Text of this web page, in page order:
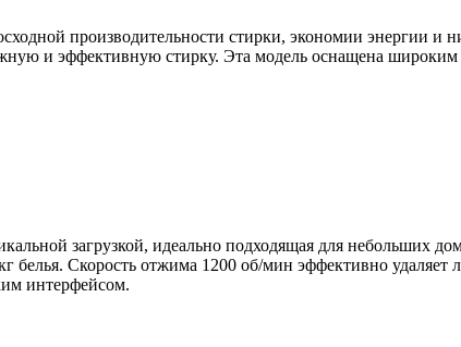
производительности стирки, экономии энергии
и эффективную стирку. Эта модель оснащена
загрузкой, идеально подходящая для небольших
белья. Скорость отжима 1200 об/мин эффективно
интерфейсом.